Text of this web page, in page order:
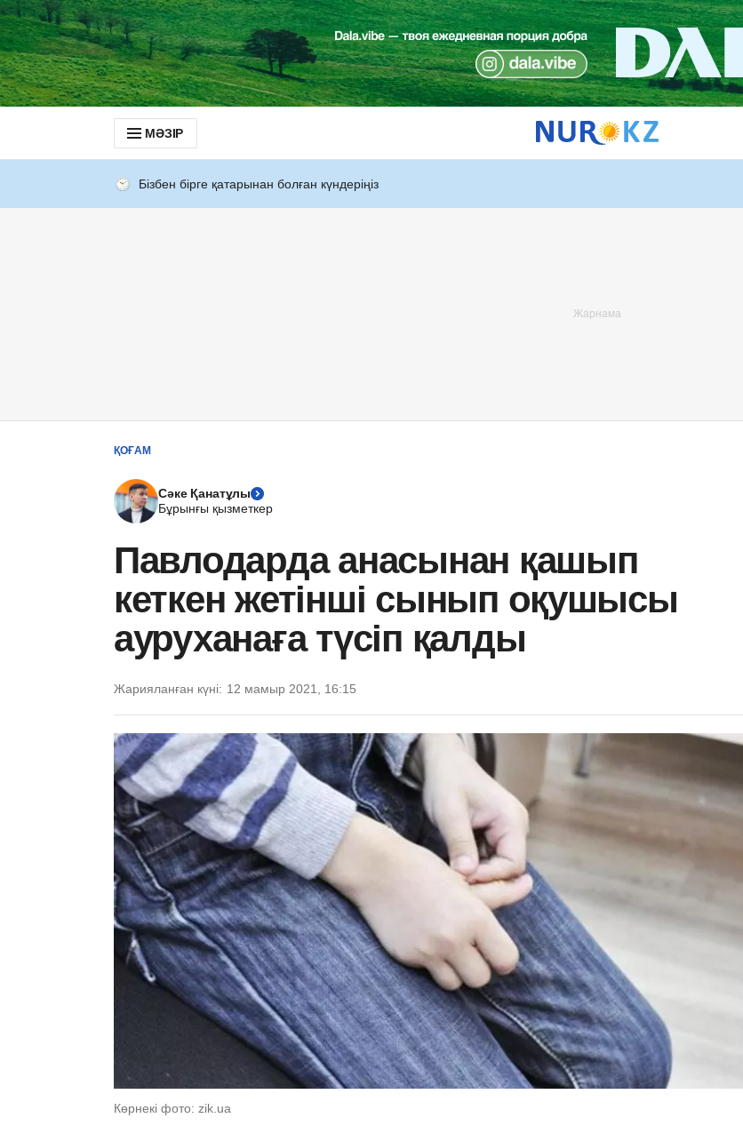
МӘЗІР
Бізбен бірге қатарынан болған күндеріңіз
ҚОҒАМ
Сәке Қанатұлы
Бұрынғы қызметкер
Павлодарда анасынан қашып
кеткен жетінші сынып оқушысы
ауруханаға түсіп қалды
Жарияланған күні: 12 мамыр 2021, 16:15
Көрнекі фото: zik.ua